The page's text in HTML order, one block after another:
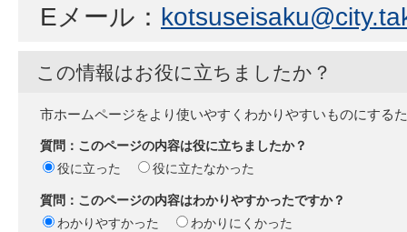
Eメール：
この情報はお役に立ちましたか？
市ホームページをより使いやすくわかりやすいものにする
質問：このページの内容は役に立ちましたか？
役に立った
役に立たなかった
質問：このページの内容はわかりやすかったですか？
わかりやすかった
わかりにくかった